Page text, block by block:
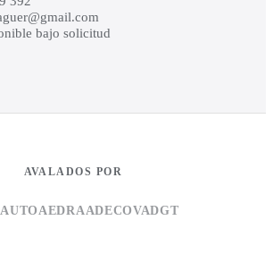
bajo solicitud
AVALADOS POR
AEDRAADECOVADGT